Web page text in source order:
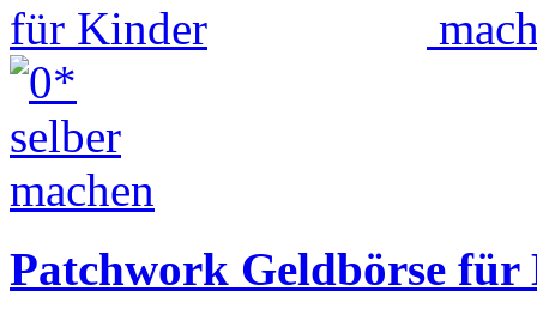
Patchwork Geldbörse